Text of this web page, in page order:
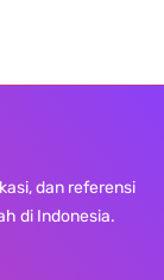
dan referensi
di Indonesia.